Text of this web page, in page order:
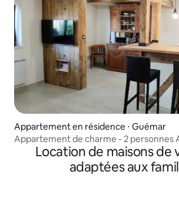
Appartement en résidence ⋅ Guémar
Appartement de charme - 2 personnes
Location de maisons de
adaptées aux